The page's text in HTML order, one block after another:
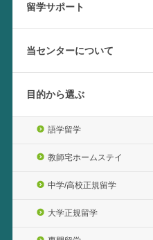
留学サポート
当センターについて
目的から選ぶ
語学留学
教師宅ホームステイ
中学/高校正規留学
大学正規留学